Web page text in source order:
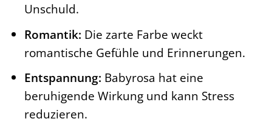
Unschuld.
Romantik: Die zarte Farbe weckt
romantische Gefühle und Erinnerungen.
Entspannung: Babyrosa hat eine
beruhigende Wirkung und kann Stress
reduzieren.